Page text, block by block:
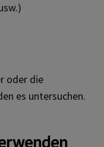
oder die
es untersuchen.